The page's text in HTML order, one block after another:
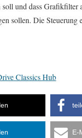
soll und dass Grafikfilter
sollen. Die
Classics Hub
E-